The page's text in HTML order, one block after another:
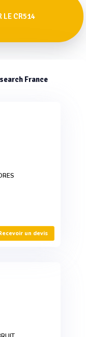
LE CR514
France
un devis